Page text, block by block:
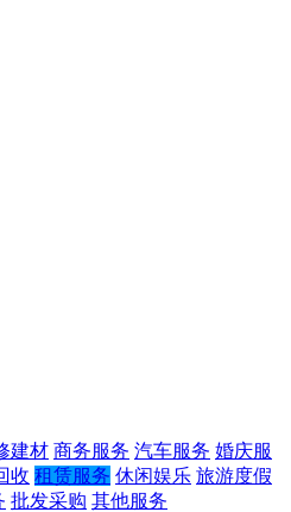
建材 商务服务 汽车服务 婚庆服
收 租赁服务 休闲娱乐 旅游度假
批发采购 其他服务